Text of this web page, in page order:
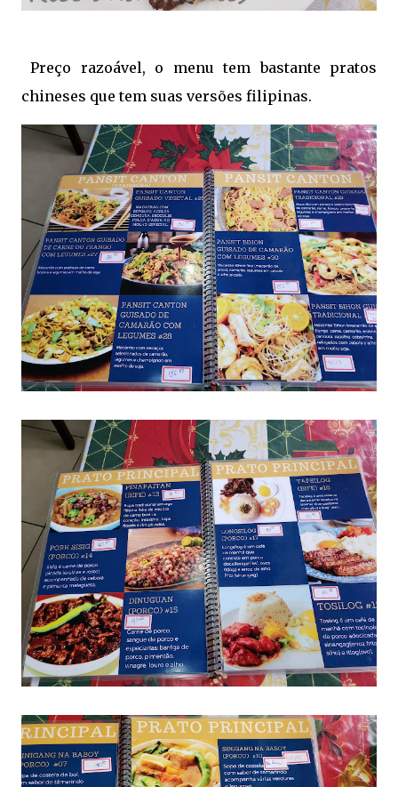
Preço razoável, o menu tem bastante pratos
chineses que tem suas versões filipinas.